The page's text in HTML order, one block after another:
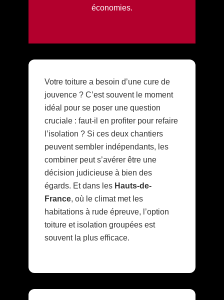
économies.
Votre toiture a besoin d’une cure de
jouvence ? C’est souvent le moment
idéal pour se poser une question
cruciale : faut-il en profiter pour refaire
l’isolation ? Si ces deux chantiers
peuvent sembler indépendants, les
combiner peut s’avérer être une
décision judicieuse à bien des
égards. Et dans les Hauts-de-
France, où le climat met les
habitations à rude épreuve, l’option
toiture et isolation groupées est
souvent la plus efficace.